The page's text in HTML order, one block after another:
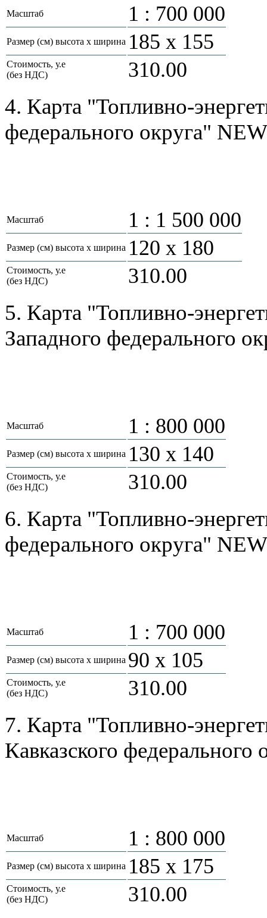
Масштаб 1 : 700 000
Размер (см) высота х ширина 185 х 155
Стоимость, у.е
(без НДС)
310.00
4. Карта "Топливно-
федерального округа"
Масштаб 1 : 1 500 000
Размер (см) высота х ширина 120 х 180
Стоимость, у.е
(без НДС)
310.00
5. Карта "Топливно-
Западного федерального
Масштаб 1 : 800 000
Размер (см) высота х ширина 130 х 140
Стоимость, у.е
(без НДС)
310.00
6. Карта "Топливно-
федерального округа"
Масштаб 1 : 700 000
Размер (см) высота х ширина 90 х 105
Стоимость, у.е
(без НДС)
310.00
7. Карта "Топливно-
Кавказского
Масштаб 1 : 800 000
Размер (см) высота х ширина 185 х 175
Стоимость, у.е
(без НДС)
310.00